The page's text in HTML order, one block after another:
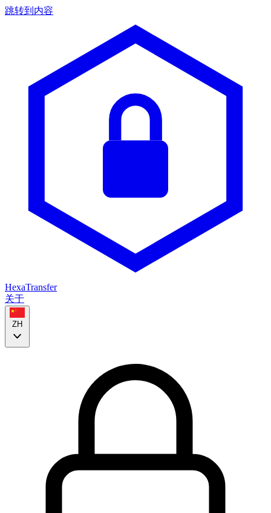
跳转到内容
HexaTransfer
关于
ZH